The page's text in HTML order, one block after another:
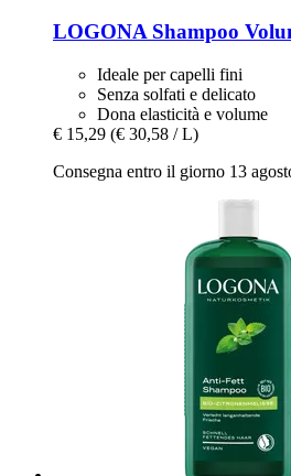
LOGONA Shampoo
Ideale per capelli fini
Senza solfati e delicato
Dona elasticità e volume
€ 15,29 (€ 30,58 / L)
Consegna entro il giorno 13